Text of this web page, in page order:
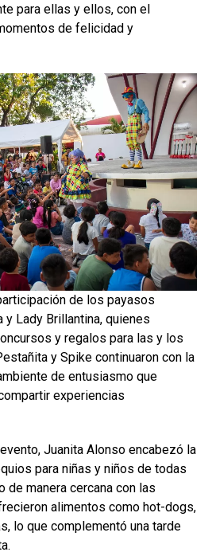
para ellas y ellos, con el
de felicidad y
de los payasos
y Lady Brillantina, quienes
y regalos para las y los
y Spike continuaron con la
de entusiasmo que
experiencias
Juanita Alonso encabezó la
para niñas y niños de todas
de manera cercana con las
alimentos como hot-dogs,
lo que complementó una tarde